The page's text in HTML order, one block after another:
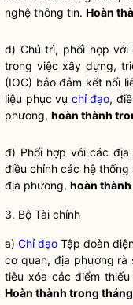
nghệ thông tin. Hoàn
d) Chủ trì, phối hợp với
trong việc xây dựng,
(IOC) bảo đảm kết nối
liệu phục vụ chỉ đạo,
phương, hoàn thành
đ) Phối hợp với các
điều chỉnh các hệ
địa phương, hoàn
3. Bộ Tài chính
a) Chỉ đạo Tập đoàn
cơ quan, địa phương rà
tiêu xóa các điểm
Hoàn thành trong